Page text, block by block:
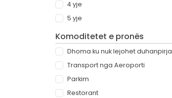
4 yje
5 yje
Komoditetet e pronës
Dhoma ku nuk lejohet duhanpirja
Transport nga Aeroporti
Parkim
Restorant